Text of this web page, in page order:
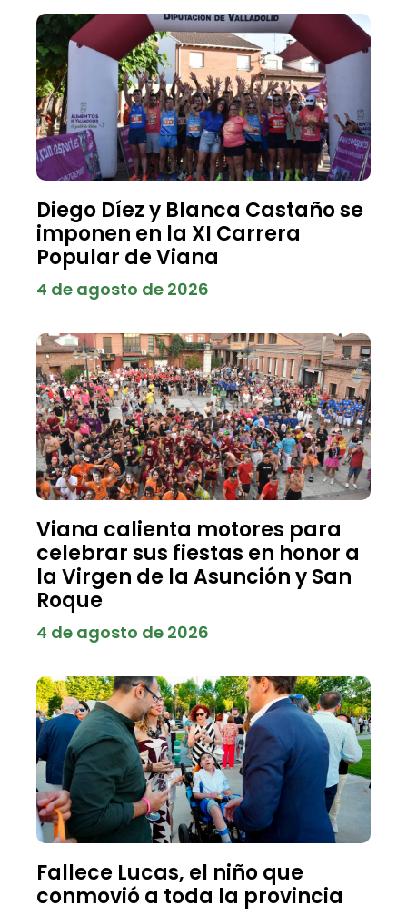
Diego Díez y Blanca Castaño se
imponen en la XI Carrera
Popular de Viana
4 de agosto de 2026
Viana calienta motores para
celebrar sus fiestas en honor a
la Virgen de la Asunción y San
Roque
4 de agosto de 2026
Fallece Lucas, el niño que
conmovió a toda la provincia